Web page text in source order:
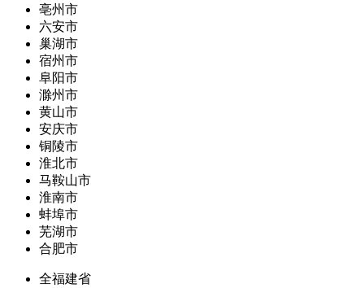
亳州市
六安市
巢湖市
宿州市
阜阳市
滁州市
黄山市
安庆市
铜陵市
淮北市
马鞍山市
淮南市
蚌埠市
芜湖市
合肥市
全福建省